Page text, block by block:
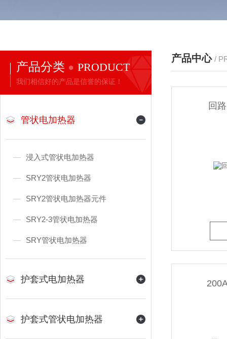
产品分类 PRODUCT
我们相信好的产品是信誉的保证！
管状电加热器
浸入式管状电加热器
SRY2管状电加热器
SRY2管状电加热器元件
SRY2-3管状电加热器
SRY管状电加热器
护套式电加热器
护套式管状电加热器
产品中心 /
回